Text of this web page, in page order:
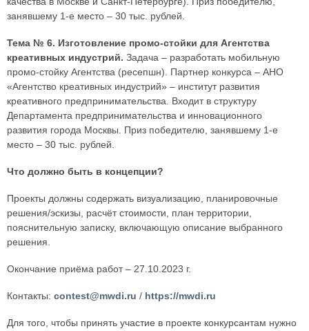
занявшему 1-е место – 30 тыс. рублей.
Тема № 6. Изготовление промо-стойки для Агентства
креативных индустрий. Задача – разработать мобильную
промо-стойку Агентства (ресепшн). Партнер конкурса – АНО
«Агентство креативных индустрий» – институт развития
креативного предпринимательства. Входит в структуру
Департамента предпринимательства и инновационного
развития города Москвы. Приз победителю, занявшему 1-е
место – 30 тыс. рублей.
Что должно быть в концепции?
Проекты должны содержать визуализацию, планировочные
решения/эскизы, расчёт стоимости, план территории,
пояснительную записку, включающую описание выбранного
решения.
Окончание приёма работ – 27.10.2023 г.
Контакты: contest@mwdi.ru / https://mwdi.ru
Для того, чтобы принять участие в проекте конкурсантам нужно